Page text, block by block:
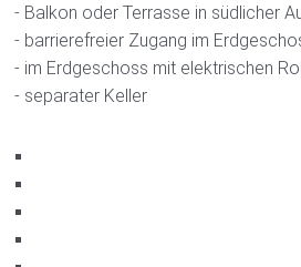
- Balkon oder Terrasse in südlicher
- barrierefreier Zugang im
- im Erdgeschoss mit elektrischen
- separater Keller